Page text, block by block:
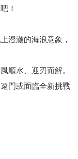
！
澄澈的海浪意象，
順水、迎刃而解。
門或面臨全新挑戰